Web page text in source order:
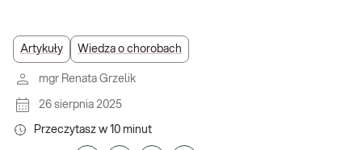
Artykuły Wiedza o chorobach
mgr Renata Grzelik
26 sierpnia 2025
Przeczytasz w 10 minut